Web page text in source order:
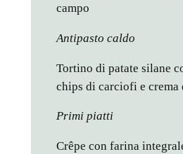
campo
Antipasto caldo
Tortino di patate silane
chips di carciofi e crema
Primi piatti
Crêpe con farina